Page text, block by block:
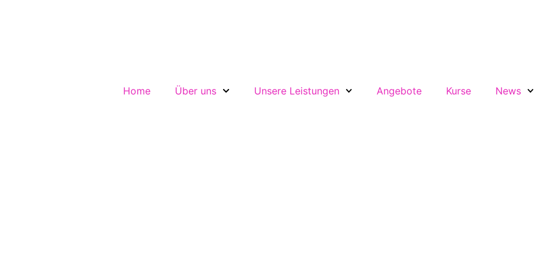
Home Über uns Unsere Leistungen Angebote Kurse News